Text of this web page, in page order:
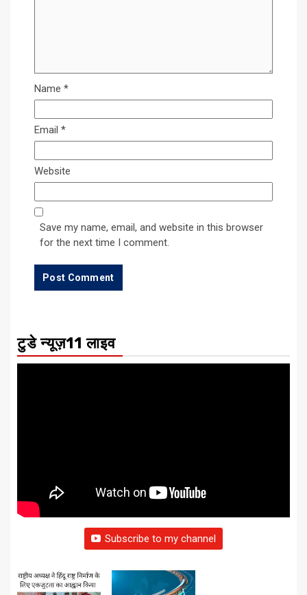
Name *
Email *
Website
Save my name, email, and website in this browser
for the next time I comment.
टुडे न्यूज़11 लाइव
Subscribe to my channel